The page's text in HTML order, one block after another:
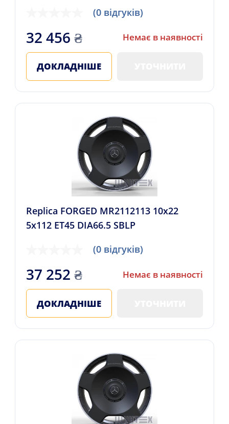
(0 відгуків)
32 456 ₴ Немає в наявності
ДОКЛАДНІШЕ
Replica FORGED MR2112113 10x22
5x112 ET45 DIA66.5 SBLP
(0 відгуків)
37 252 ₴ Немає в наявності
ДОКЛАДНІШЕ